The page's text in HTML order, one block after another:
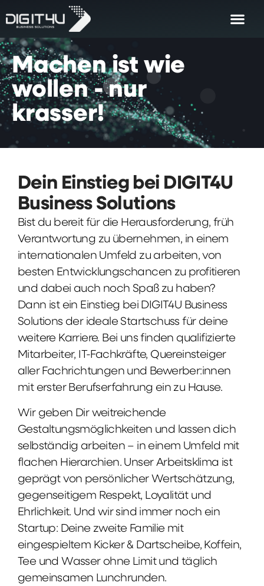
Machen ist wie
wollen - nur
krasser!
Dein Einstieg bei DIGIT4U
Business Solutions
Bist du bereit für die Herausforderung, früh
Verantwortung zu übernehmen, in einem
internationalen Umfeld zu arbeiten, von
besten Entwicklungschancen zu profitieren
und dabei auch noch Spaß zu haben?
Dann ist ein Einstieg bei DIGIT4U Business
Solutions der ideale Startschuss für deine
weitere Karriere. Bei uns finden qualifizierte
Mitarbeiter, IT-Fachkräfte, Quereinsteiger
aller Fachrichtungen und Bewerber:innen
mit erster Berufserfahrung ein zu Hause.
Wir geben Dir weitreichende
Gestaltungsmöglichkeiten und lassen dich
selbständig arbeiten – in einem Umfeld mit
flachen Hierarchien. Unser Arbeitsklima ist
geprägt von persönlicher Wertschätzung,
gegenseitigem Respekt, Loyalität und
Ehrlichkeit. Und wir sind immer noch ein
Startup: Deine zweite Familie mit
eingespieltem Kicker & Dartscheibe, Koffein,
Tee und Wasser ohne Limit und täglich
gemeinsamen Lunchrunden.